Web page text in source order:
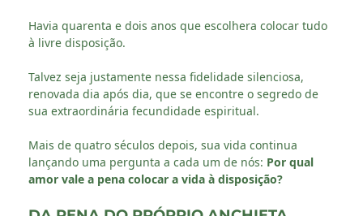
Havia quarenta e dois anos que escolhera colocar tudo
à livre disposição.
Talvez seja justamente nessa fidelidade silenciosa,
renovada dia após dia, que se encontre o segredo de
sua extraordinária fecundidade espiritual.
Mais de quatro séculos depois, sua vida continua
lançando uma pergunta a cada um de nós: Por qual
amor vale a pena colocar a vida à disposição?